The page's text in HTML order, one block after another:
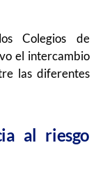
Colegios de
el intercambio
las diferentes
al riesgo